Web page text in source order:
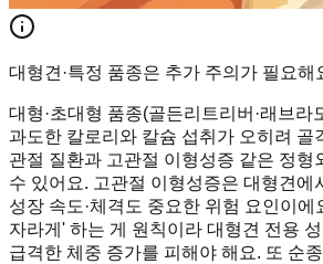
대형견·특정 품종은 추가 주의가 필요해
대형·초대형 품종(골든리트리버·래브라
과도한 칼로리와 칼슘 섭취가 오히려 골
관절 질환과 고관절 이형성증 같은 정형
수 있어요. 고관절 이형성증은 대형견에
성장 속도·체격도 중요한 위험 요인이에
자라게' 하는 게 원칙이라 대형견 전용
급격한 체중 증가를 피해야 해요. 또 순